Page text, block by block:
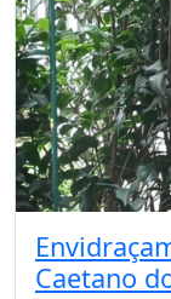
Caetano